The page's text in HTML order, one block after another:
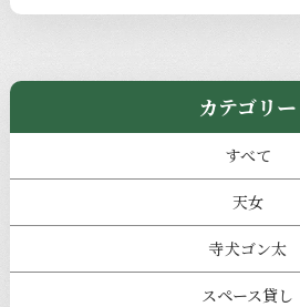
カテゴリー
すべて
天女
寺犬ゴン太
スペース貸し